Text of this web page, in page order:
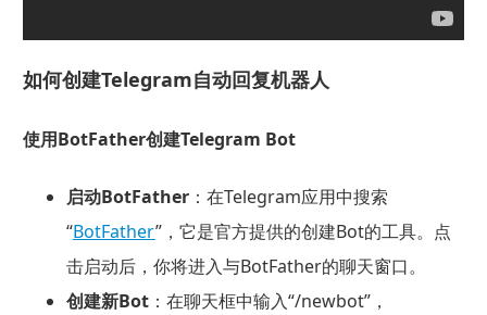
如何创建Telegram自动回复机器人
使用BotFather创建Telegram Bot
启动BotFather：在Telegram应用中搜索
“BotFather”，它是官方提供的创建Bot的工具。点
击启动后，你将进入与BotFather的聊天窗口。
创建新Bot：在聊天框中输入“/newbot”，